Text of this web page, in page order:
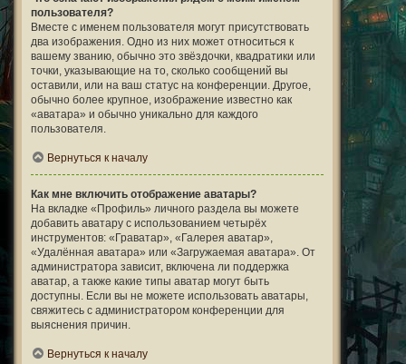
пользователя?
Вместе с именем пользователя могут присутствовать
два изображения. Одно из них может относиться к
вашему званию, обычно это звёздочки, квадратики или
точки, указывающие на то, сколько сообщений вы
оставили, или на ваш статус на конференции. Другое,
обычно более крупное, изображение известно как
«аватара» и обычно уникально для каждого
пользователя.
Вернуться к началу
Как мне включить отображение аватары?
На вкладке «Профиль» личного раздела вы можете
добавить аватару с использованием четырёх
инструментов: «Граватар», «Галерея аватар»,
«Удалённая аватара» или «Загружаемая аватара». От
администратора зависит, включена ли поддержка
аватар, а также какие типы аватар могут быть
доступны. Если вы не можете использовать аватары,
свяжитесь с администратором конференции для
выяснения причин.
Вернуться к началу